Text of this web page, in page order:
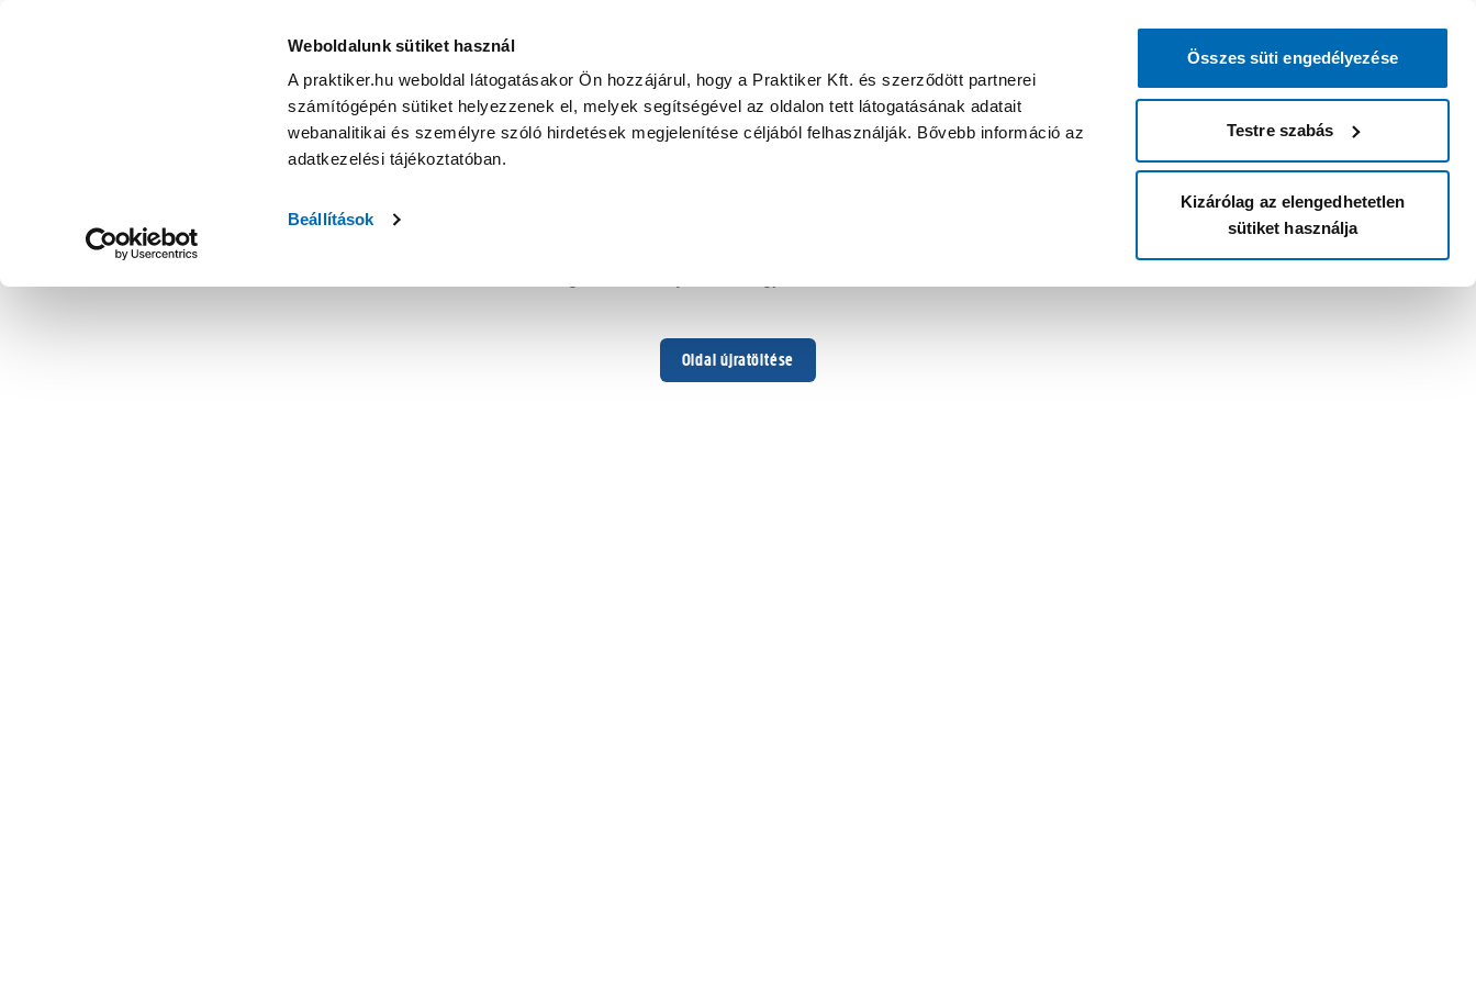
Weboldalunk sütiket használ
A praktiker.hu weboldal látogatásakor Ön hozzájárul, hogy a Praktiker Kft. és szerződött partnerei
számítógépén sütiket helyezzenek el, melyek segítségével az oldalon tett látogatásának adatait
webanalitikai és személyre szóló hirdetések megjelenítése céljából felhasználják. Bővebb információ az
adatkezelési tájékoztatóban.
Beállítások
Összes süti engedélyezése
Testre szabás
Kizárólag az elengedhetetlen
sütiket használja
Oldal újratöltése